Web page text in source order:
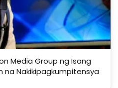
Media Group ng Isang
na Nakikipagkumpitensya